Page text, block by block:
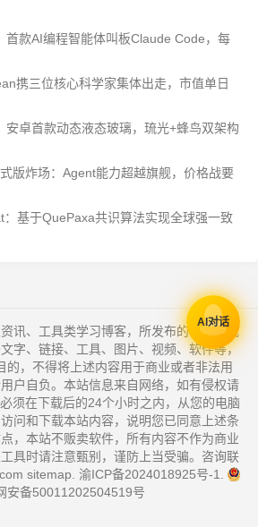
首款AI编程智能体叫板Claude Code，每
携三位核心科学家集体出走，市值单日
安卓首款动态液态玻璃，琉光+蜂鸟双架构
版炸场：Agent能力超越旗舰，价格战要
基于QuePaxa共识算法实现全球强一致
讯、工具类学习博客，所发布的一切形式
字、链接、工具、图片、视频、软件等，
的，不得将上述内容用于商业或者非法用
户自负。本站信息来自网络，如有侵权请
须在下载后的24个小时之内，从您的电脑
问和下载本站内容，说明您已同意上述条
，本站不贩卖软件，所有内容不作为商业
具时请注意甄别，谨防上当受骗。咨询联
sitemap 渝ICP备2024018925号-1
安备50011202504519号
AI对话